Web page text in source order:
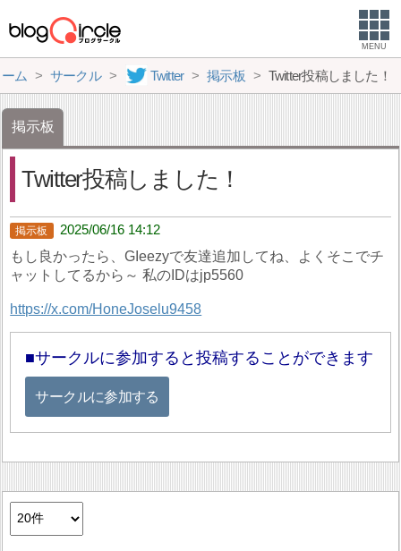
MENU
ム サークル Twitter 掲示板 Twitter投稿しました！
掲示板
Twitter投稿しました！
2025/06/16 14:12
もし良かったら、GIeezyで友達追加してね、よくそこでチ
ャットしてるから～ 私のIDはjp5560
https://x.com/HoneJoselu9458
サークルに参加すると投稿することができます
サークルに参加する